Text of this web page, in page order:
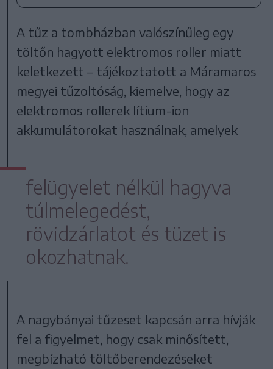
A tűz a tombházban valószínűleg egy
töltőn hagyott elektromos roller miatt
keletkezett – tájékoztatott a Máramaros
megyei tűzoltóság, kiemelve, hogy az
elektromos rollerek lítium-ion
akkumulátorokat használnak, amelyek
felügyelet nélkül hagyva
túlmelegedést,
rövidzárlatot és tüzet is
okozhatnak.
A nagybányai tűzeset kapcsán arra hívják
fel a figyelmet, hogy csak minősített,
megbízható töltőberendezéseket